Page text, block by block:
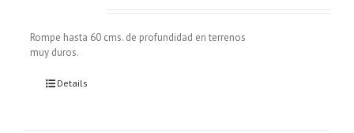
Rompe hasta 60 cms. de profundidad en terrenos
muy duros.
Details